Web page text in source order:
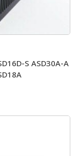
S ASD30A-A